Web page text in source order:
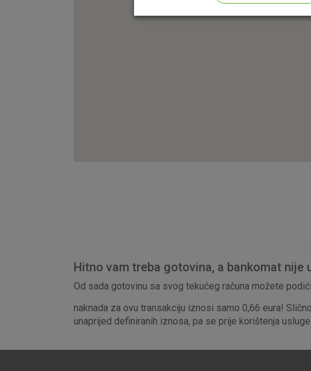
Hitno vam treba gotovina, a bankomat nije
Od sada gotovinu sa svog tekućeg računa možete
naknada za ovu transakciju iznosi samo 0,66 eura!
unaprijed definiranih iznosa, pa se prije korištenja